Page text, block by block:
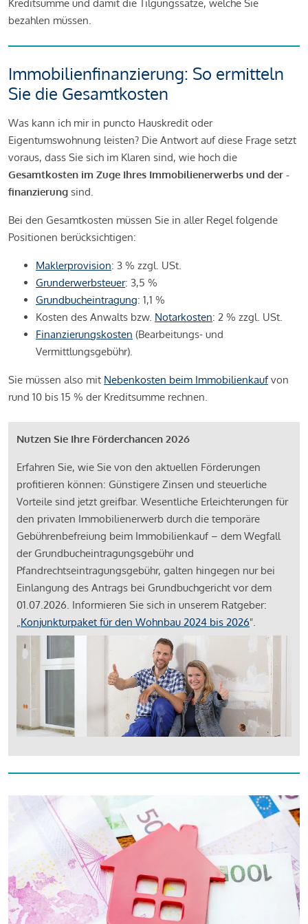
Kreditsumme und damit die Tilgungssätze, welche Sie
bezahlen müssen.
Immobilienfinanzierung: So ermitteln
Sie die Gesamtkosten
Was kann ich mir in puncto Hauskredit oder
Eigentumswohnung leisten? Die Antwort auf diese Frage setzt
voraus, dass Sie sich im Klaren sind, wie hoch die
Gesamtkosten im Zuge Ihres Immobilienerwerbs und der -
finanzierung sind.
Bei den Gesamtkosten müssen Sie in aller Regel folgende
Positionen berücksichtigen:
Maklerprovision: 3 % zzgl. USt.
Grunderwerbsteuer: 3,5 %
Grundbucheintragung: 1,1 %
Kosten des Anwalts bzw. Notarkosten: 2 % zzgl. USt.
Finanzierungskosten (Bearbeitungs- und
Vermittlungsgebühr).
Sie müssen also mit Nebenkosten beim Immobilienkaufvon
rund 10 bis 15 % der Kreditsumme rechnen.
Nutzen Sie Ihre Förderchancen 2026
Erfahren Sie, wie Sie von den aktuellen Förderungen
profitieren können: Günstigere Zinsen und steuerliche
Vorteile sind jetzt greifbar. Wesentliche Erleichterungen für
den privaten Immobilienerwerb durch die temporäre
Gebührenbefreiung beim Immobilienkauf – dem Wegfall
der Grundbucheintragungsgebühr und
Pfandrechtseintragungsgebühr, galten hingegen nur bei
Einlangung des Antrags bei Grundbuchgericht vor dem
01.07.2026. Informieren Sie sich in unserem Ratgeber:
„Konjunkturpaket für den Wohnbau 2024 bis 2026".